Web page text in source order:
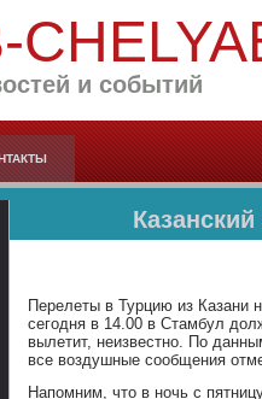
и событий
Перелеты в Турцию из Казани
сегодня в 14.00 в Стамбул
вылетит, неизвестно. По
все воздушные сообщения
Напомним, что в ночь с